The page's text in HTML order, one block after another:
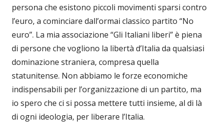
persona che esistono piccoli movimenti sparsi contro
l’euro, a cominciare dall’ormai classico partito “No
euro”. La mia associazione “Gli Italiani liberi” è piena
di persone che vogliono la libertà d’Italia da qualsiasi
dominazione straniera, compresa quella
statunitense. Non abbiamo le forze economiche
indispensabili per l’organizzazione di un partito, ma
io spero che ci si possa mettere tutti insieme, al di là
di ogni ideologia, per liberare l’Italia.